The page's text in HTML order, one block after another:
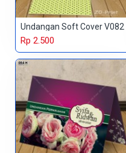
Undangan Soft Cover V082
Rp 2.500